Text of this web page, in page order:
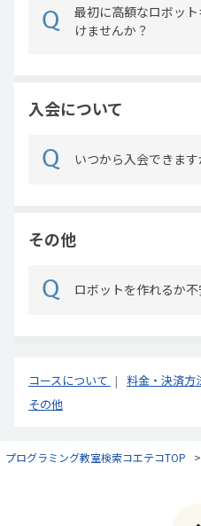
最初に高額なロボッ
けませんか？
入会について
いつから入会できます
その他
ロボットを作れるか不
コースについて 料金・決済方
その他
プログラミング教室検索コエテコTOP